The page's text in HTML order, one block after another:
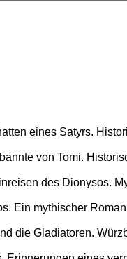
eines Satyrs.
von Tomi.
des Dionysos.
Ein mythischer
die Gladiatoren.